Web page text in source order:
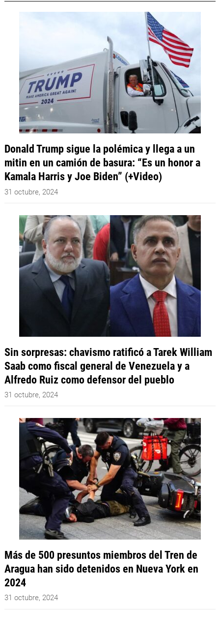
Donald Trump sigue la polémica y llega a un
mitin en un camión de basura: “Es un honor a
Kamala Harris y Joe Biden” (+Video)
31 octubre, 2024
Sin sorpresas: chavismo ratificó a Tarek William
Saab como fiscal general de Venezuela y a
Alfredo Ruiz como defensor del pueblo
31 octubre, 2024
Más de 500 presuntos miembros del Tren de
Aragua han sido detenidos en Nueva York en
2024
31 octubre, 2024